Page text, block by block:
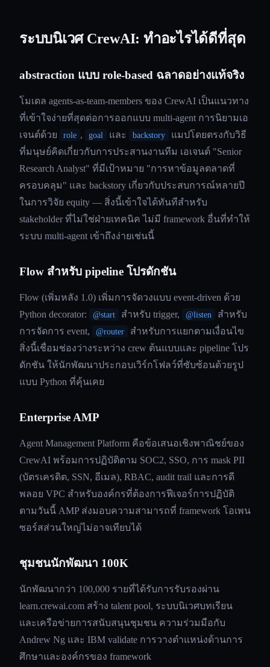
ระบบนิเวศ CrewAI: ทำอะไรได้ดีที่สุด
abstraction แบบ role-based ฉลาดอย่างแท้จริง
โมเดล agents-as-team-members ของ CrewAI เป็นแนวทาง
ที่เข้าใจง่ายที่สุดต่อการออกแบบ multi-agent การนิยามเอ
เจนต์ด้วย
role , goal และ backstory
แมปโดยตรงกับวิธี
ที่มนุษย์คิดเกี่ยวกับการประสานงานทีม เอเจนต์ "Senior
Research Analyst" ที่มีเป้าหมาย "การหาข้อมูลตลาดที่
ครอบคลุม" และ backstory เกี่ยวกับประสบการณ์หลายปี
ในการวิจัย equity — สิ่งนี้เข้าใจได้ทันทีสำหรับ
stakeholder ที่ไม่ใช่ฝ่ายเทคนิค ไม่มี framework อื่นที่ทำให้
ระบบ multi-agent เข้าถึงง่ายเช่นนี้
Flow สำหรับ pipeline โปรดักชัน
Flow (เพิ่มหลัง 1.0) เพิ่มการจัดวงแบบ event-driven ด้วย
Python decorator:
@start สำหรับ trigger, @listen
สำหรับ
การจัดการ event,
@router
สำหรับการแยกตามเงื่อนไข
สิ่งนี้เชื่อมช่องว่างระหว่าง crew ต้นแบบและ pipeline โปร
ดักชัน ให้นักพัฒนาประกอบเวิร์กโฟลว์ที่ซับซ้อนด้วยรูป
แบบ Python ที่คุ้นเคย
Enterprise AMP
Agent Management Platform คือข้อเสนอเชิงพาณิชย์ของ
CrewAI พร้อมการปฏิบัติตาม SOC2, SSO, การ mask PII
(บัตรเครดิต, SSN, อีเมล), RBAC, audit trail และการดี
พลอย VPC สำหรับองค์กรที่ต้องการฟีเจอร์การปฏิบัติ
ตามวันนี้ AMP ส่งมอบความสามารถที่ framework โอเพน
ซอร์สส่วนใหญ่ไม่อาจเทียบได้
ชุมชนนักพัฒนา 100K
นักพัฒนากว่า 100,000 รายที่ได้รับการรับรองผ่าน
learn.crewai.com สร้าง talent pool, ระบบนิเวศบทเรียน
และเครือข่ายการสนับสนุนชุมชน ความร่วมมือกับ
Andrew Ng และ IBM validate การวางตำแหน่งด้านการ
ศึกษาและองค์กรของ framework